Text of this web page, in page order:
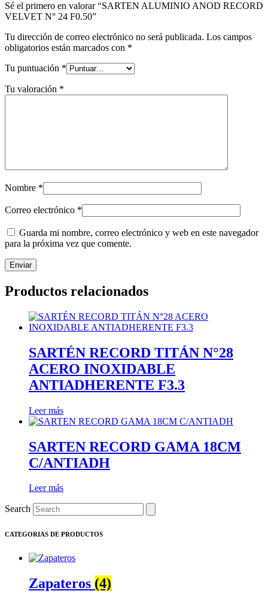
Sé el primero en valorar “SARTEN ALUMINIO ANOD RECORD
VELVET N° 24 F0.50”
Tu dirección de correo electrónico no será publicada. Los campos
obligatorios están marcados con *
Tu puntuación *
Tu valoración *
Nombre *
Correo electrónico *
Guarda mi nombre, correo electrónico y web en este navegador
para la próxima vez que comente.
Productos relacionados
SARTÉN RECORD TITÁN N°28
ACERO INOXIDABLE
ANTIADHERENTE F3.3
Leer más
SARTEN RECORD GAMA 18CM
C/ANTIADH
Leer más
Search
CATEGORIAS DE PRODUCTOS
Zapateros (4)